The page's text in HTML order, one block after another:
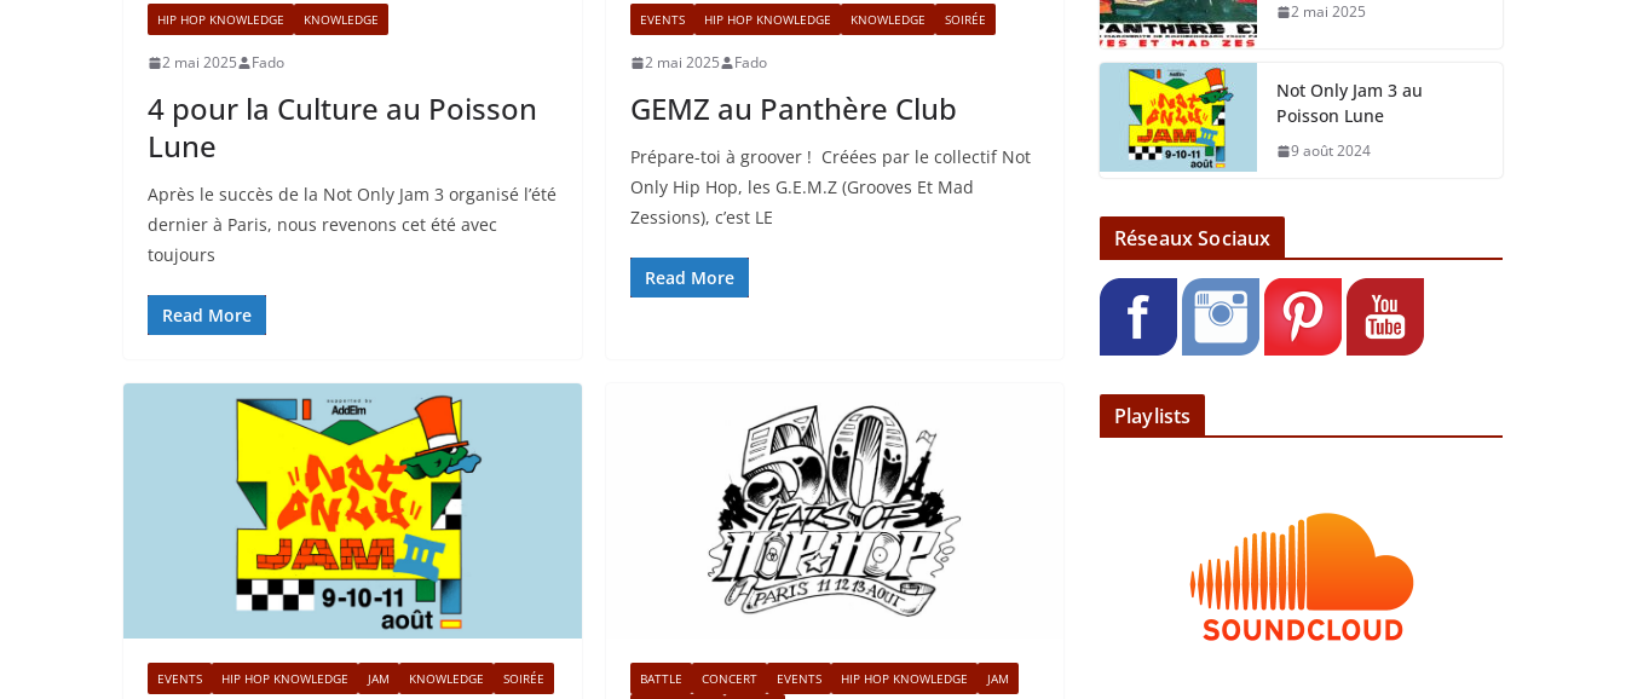
HIP HOP KNOWLEDGE KNOWLEDGE
2 mai 2025 Fado
4 pour la Culture au Poisson
Lune
Après le succès de la Not Only Jam 3 organisé l’été
dernier à Paris, nous revenons cet été avec
toujours
Read More
EVENTS HIP HOP KNOWLEDGE KNOWLEDGE SOIRÉE
2 mai 2025 Fado
GEMZ au Panthère Club
Prépare-toi à groover ! Créées par le collectif Not
Only Hip Hop, les G.E.M.Z (Grooves Et Mad
Zessions), c’est LE
Read More
EVENTS HIP HOP KNOWLEDGE JAM KNOWLEDGE SOIRÉE BATTLE CONCERT EVENTS HIP HOP KNOWLEDGE
JAM
2 mai 2025
Not Only Jam 3 au
Poisson Lune
9 août 2024
Réseaux Sociaux
Playlists